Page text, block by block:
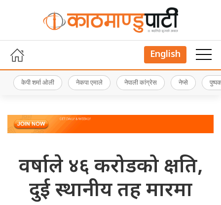
English
केपी शर्मा ओली नेकपा एमाले नेपाली कांग्रेस नेप्से
वर्षाले ४६ करोडको क्षति,
दुई स्थानीय तह मारमा